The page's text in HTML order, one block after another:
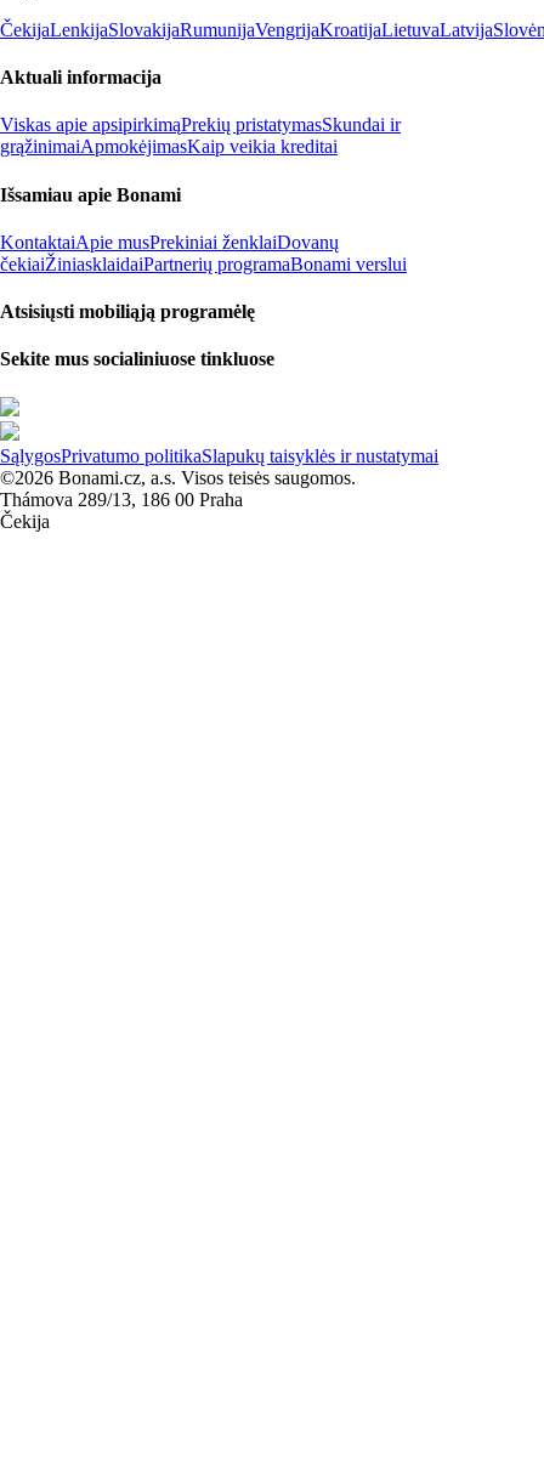
ČekijaLenkijaSlovakijaRumunijaVengrijaKroatijaLietuvaLatvija
Aktuali informacija
Viskas apie apsipirkimąPrekių pristatymasSkundai ir
grąžinimaiApmokėjimasKaip veikia kreditai
Išsamiau apie Bonami
KontaktaiApie musPrekiniai ženklaiDovanų
čekiaiŽiniasklaidaiPartnerių programaBonami verslui
Atsisiųsti mobiliąją programėlę
Sekite mus socialiniuose tinkluose
SąlygosPrivatumo politikaSlapukų taisyklės ir nustatymai
©2026 Bonami.cz, a.s. Visos teisės saugomos.
Thámova 289/13, 186 00 Praha
Čekija